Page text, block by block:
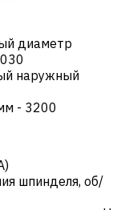
диаметр
наружный
- 3200
шпинделя, об/